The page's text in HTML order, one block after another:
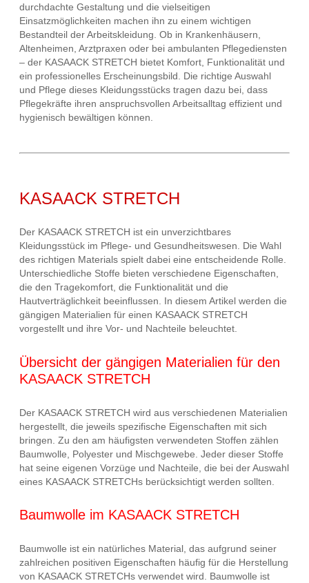
durchdachte Gestaltung und die vielseitigen
Einsatzmöglichkeiten machen ihn zu einem wichtigen
Bestandteil der Arbeitskleidung. Ob in Krankenhäusern,
Altenheimen, Arztpraxen oder bei ambulanten Pflegediensten
– der KASAACK STRETCH bietet Komfort, Funktionalität und
ein professionelles Erscheinungsbild. Die richtige Auswahl
und Pflege dieses Kleidungsstücks tragen dazu bei, dass
Pflegekräfte ihren anspruchsvollen Arbeitsalltag effizient und
hygienisch bewältigen können.
KASAACK STRETCH
Der KASAACK STRETCH ist ein unverzichtbares
Kleidungsstück im Pflege- und Gesundheitswesen. Die Wahl
des richtigen Materials spielt dabei eine entscheidende Rolle.
Unterschiedliche Stoffe bieten verschiedene Eigenschaften,
die den Tragekomfort, die Funktionalität und die
Hautverträglichkeit beeinflussen. In diesem Artikel werden die
gängigen Materialien für einen KASAACK STRETCH
vorgestellt und ihre Vor- und Nachteile beleuchtet.
Übersicht der gängigen Materialien für den
KASAACK STRETCH
Der KASAACK STRETCH wird aus verschiedenen Materialien
hergestellt, die jeweils spezifische Eigenschaften mit sich
bringen. Zu den am häufigsten verwendeten Stoffen zählen
Baumwolle, Polyester und Mischgewebe. Jeder dieser Stoffe
hat seine eigenen Vorzüge und Nachteile, die bei der Auswahl
eines KASAACK STRETCHs berücksichtigt werden sollten.
Baumwolle im KASAACK STRETCH
Baumwolle ist ein natürliches Material, das aufgrund seiner
zahlreichen positiven Eigenschaften häufig für die Herstellung
von KASAACK STRETCHs verwendet wird. Baumwolle ist